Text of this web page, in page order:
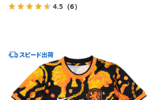
4.5 （6）